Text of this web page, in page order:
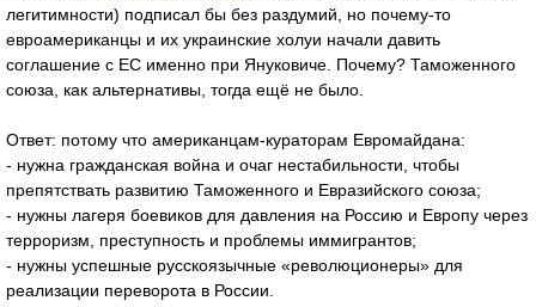
легитимности) подписал бы без раздумий, но почему-то
евроамериканцы и их украинские холуи начали давить
соглашение с ЕС именно при Януковиче. Почему? Таможенного
союза, как альтернативы, тогда ещё не было.
Ответ: потому что американцам-кураторам Евромайдана:
- нужна гражданская война и очаг нестабильности, чтобы
препятствать развитию Таможенного и Евразийского союза;
- нужны лагеря боевиков для давления на Россию и Европу через
терроризм, преступность и проблемы иммигрантов;
- нужны успешные русскоязычные «революционеры» для
реализации переворота в России.